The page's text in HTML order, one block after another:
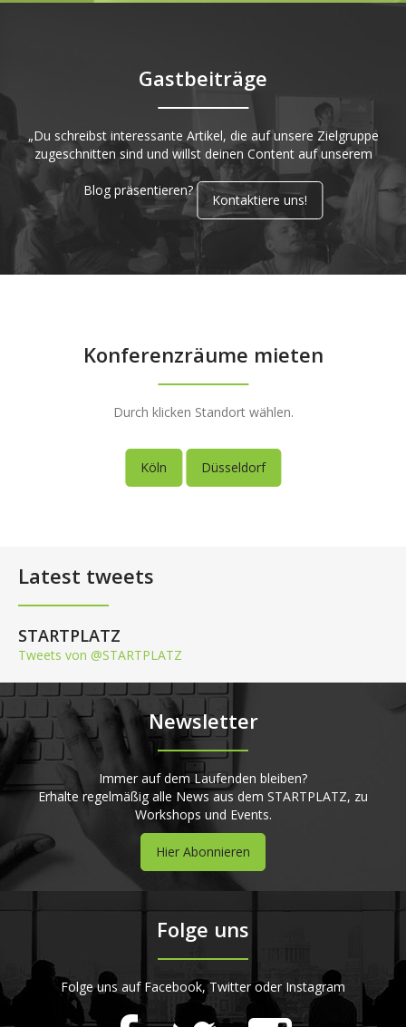
Gastbeiträge
„Du schreibst interessante Artikel, die auf unsere Zielgruppe
zugeschnitten sind und willst deinen Content auf unserem
Blog präsentieren?
Kontaktiere uns!
Konferenzräume mieten
Durch klicken Standort wählen.
Köln Düsseldorf
Latest tweets
STARTPLATZ
Tweets von @STARTPLATZ
Newsletter
Immer auf dem Laufenden bleiben?
Erhalte regelmäßig alle News aus dem STARTPLATZ, zu
Workshops und Events.
Hier Abonnieren
Folge uns
Folge uns auf Facebook, Twitter oder Instagram